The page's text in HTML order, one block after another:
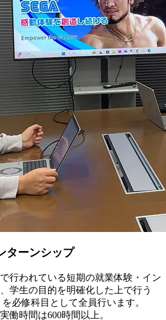
ターンシップ
行われている短期の就業体験・イン
学生の目的を明確化した上で行う
必修科目として全員行います。
働時間は600時間以上。